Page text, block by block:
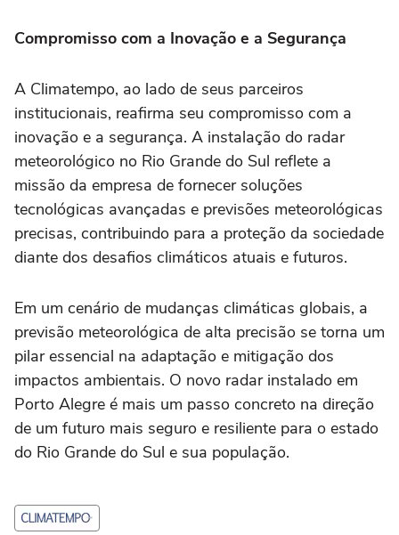
Compromisso com a Inovação e a Segurança
A Climatempo, ao lado de seus parceiros
institucionais, reafirma seu compromisso com a
inovação e a segurança. A instalação do radar
meteorológico no Rio Grande do Sul reflete a
missão da empresa de fornecer soluções
tecnológicas avançadas e previsões meteorológicas
precisas, contribuindo para a proteção da sociedade
diante dos desafios climáticos atuais e futuros.
Em um cenário de mudanças climáticas globais, a
previsão meteorológica de alta precisão se torna um
pilar essencial na adaptação e mitigação dos
impactos ambientais. O novo radar instalado em
Porto Alegre é mais um passo concreto na direção
de um futuro mais seguro e resiliente para o estado
do Rio Grande do Sul e sua população.